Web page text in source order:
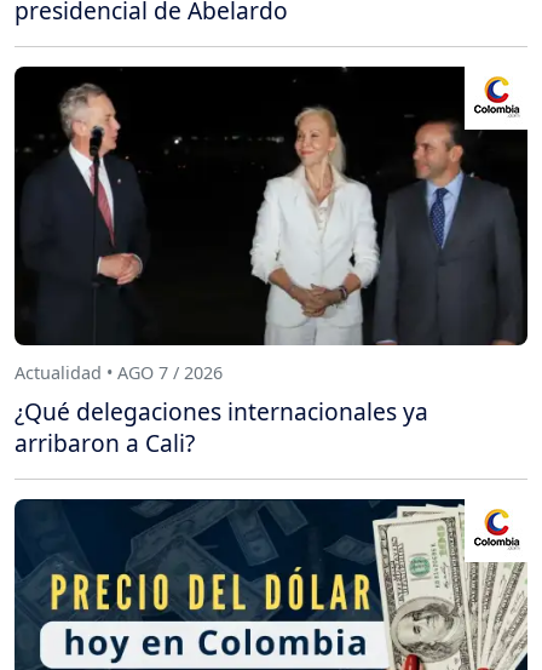
presidencial de Abelardo
Actualidad • AGO 7 / 2026
¿Qué delegaciones internacionales ya
arribaron a Cali?